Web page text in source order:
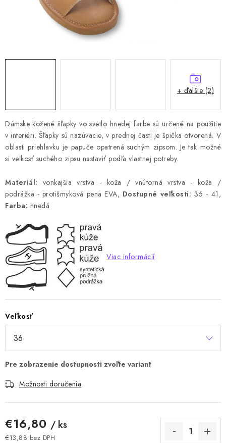
Dámske kožené šľapky vo svetlo hnedej farbe sú určené na použitie
v interiéri. Šľapky sú nazúvacie, v prednej časti je špička otvorená. V
oblasti priehlavku je papuče opatrená suchým zipsom. Je tak možné
si veľkosť suchého zipsu nastaviť podľa vlastnej potreby.
Materiál: vonkajšia vrstva - koža / vnútorná vrstva - koža /
podrážka - protišmyková pena EVA, Dostupné veľkosti: 36 - 41,
Farba: hnedá
Viac informácií
Veľkosť
Možnosti doručenia
€16,80 / ks
€13,88 bez DPH
+ ďalšie (2)